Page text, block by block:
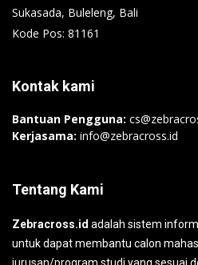
Sukasada, Buleleng, Bali
Kode Pos: 81161
Kontak kami
Bantuan Pengguna:
Kerjasama: info@zebracross.id
Tentang Kami
Zebracross.id adalah sistem
untuk dapat membantu calon
jurusan/program studi yang sesuai